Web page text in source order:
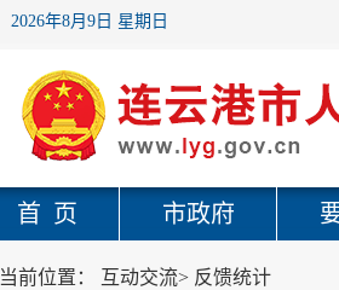
2026年8月9日 星期日
首 页 市政府
当前位置： 互动交流> 反馈统计